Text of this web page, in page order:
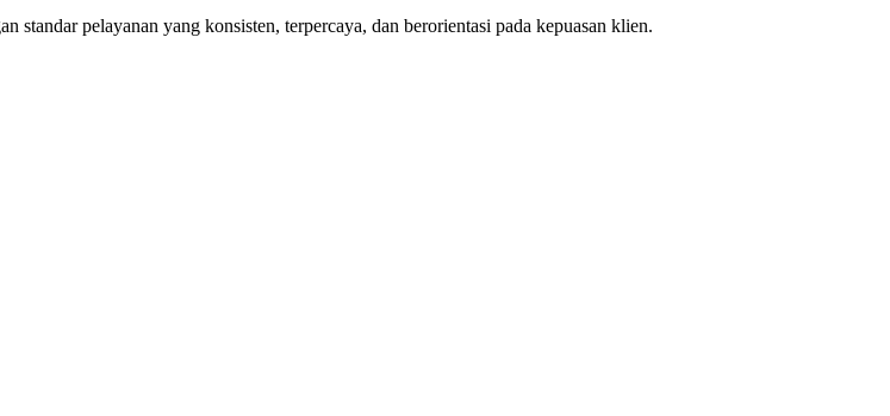
standar pelayanan yang konsisten, terpercaya, dan berorientasi pada kepuasan klien.